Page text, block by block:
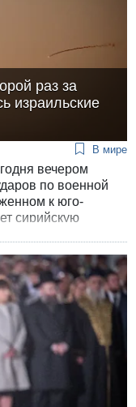
раз за
израильские
В мире
вечером
по военной
к юго-
сирийскую